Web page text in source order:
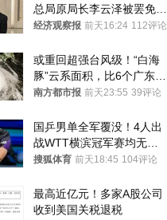
总局原局长李云泽被罢免全
国人大代表
经济观察报 前天16:24 112评论
或重回超强台风级！“白海
豚”云系面积，比6个广东还
大！深圳官方：注意这件事
南方都市报 前天23:55 39评论
国乒男单全军覆没！4人出
战WTT横滨冠军赛均无缘
八强
搜狐体育 前天18:45 104评论
最高近亿元！多家A股公司
收到美国关税退税